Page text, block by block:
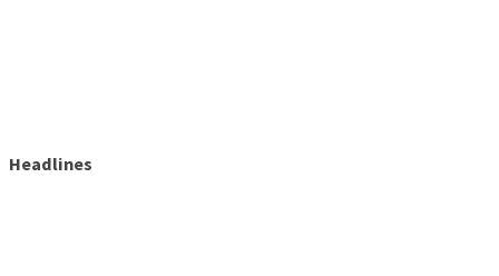
Headlines